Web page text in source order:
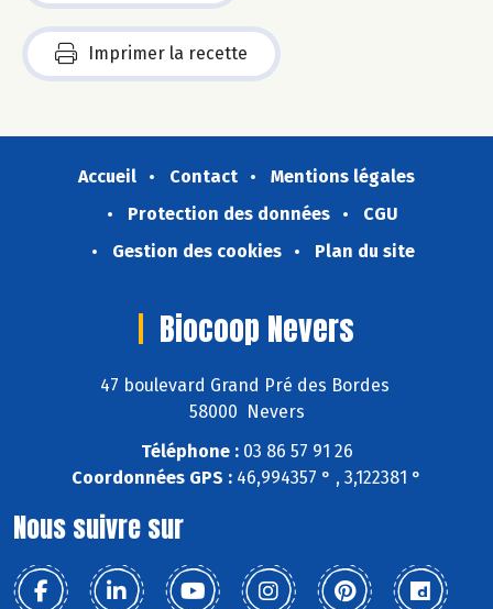
Imprimer la recette
Accueil Contact
Mentions légales
Protection des données
CGU
Gestion des cookies
Plan du site
Biocoop Nevers
47 boulevard Grand Pré des Bordes
58000 Nevers
Téléphone :03 86 57 91 26
Coordonnées GPS : 46,994357 ° , 3,122381 °
Nous suivre sur